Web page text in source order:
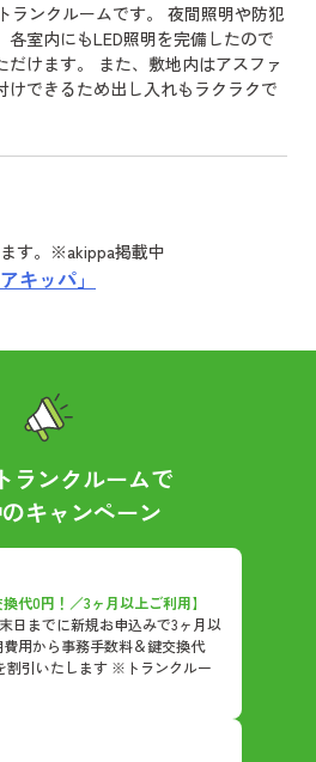
ランクルームです。 夜間照明や防犯
各室内にもLED照明を完備したので
けます。 また、敷地内はアスファ
けできるため出し入れもラクラクで
す。※akippa掲載中
キッパ」
ランクルームで
キャンペーン
代0円！／3ヶ月以上ご利用】
日までに新規お申込みで3ヶ月以
費用から事務手数料＆鍵交換代
割引いたします ※トランクルー